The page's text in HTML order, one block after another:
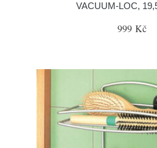
VACUUM-LOC,
999 Kč